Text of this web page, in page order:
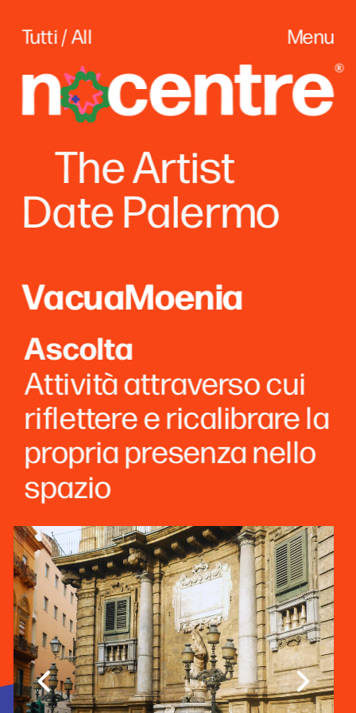
Menu
Tutti / All
The Artist
Date Palermo
VacuaMoenia
Ascolta
Attività attraverso cui
riflettere e ricalibrare la
propria presenza nello
spazio